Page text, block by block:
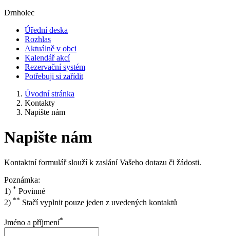
Drnholec
Úřední deska
Rozhlas
Aktuálně v obci
Kalendář akcí
Rezervační systém
Potřebuji si zařídit
Úvodní stránka
Kontakty
Napište nám
Napište nám
Kontaktní formulář slouží k zaslání Vašeho dotazu či žádosti.
Poznámka:
1) * Povinné
2) ** Stačí vyplnit pouze jeden z uvedených kontaktů
Jméno a příjmení*